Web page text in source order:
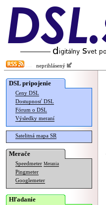
neprihlásený
DSL pripojenie
Ceny DSL
Dostupnosť DSL
Fórum o DSL
Výsledky meraní
Satelitná mapa SR
Merače
Speedmeter Merania
Pingmeter
Googlemeter
Hľadanie